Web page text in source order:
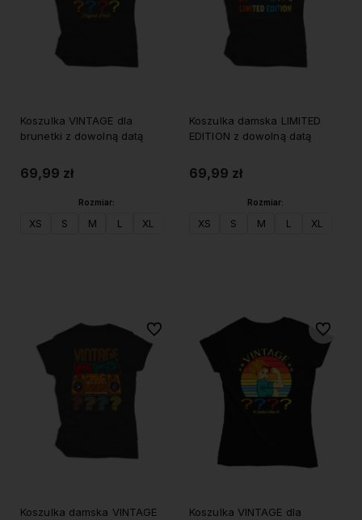
Koszulka VINTAGE dla
brunetki z dowolną datą
69,99 zł
Rozmiar:
XS S M L XL
Koszulka damska LIMITED
EDITION z dowolną datą
69,99 zł
Rozmiar:
XS S M L XL
Koszulka damska VINTAGE
Do ulubionych
Koszulka VINTAGE dla
Do